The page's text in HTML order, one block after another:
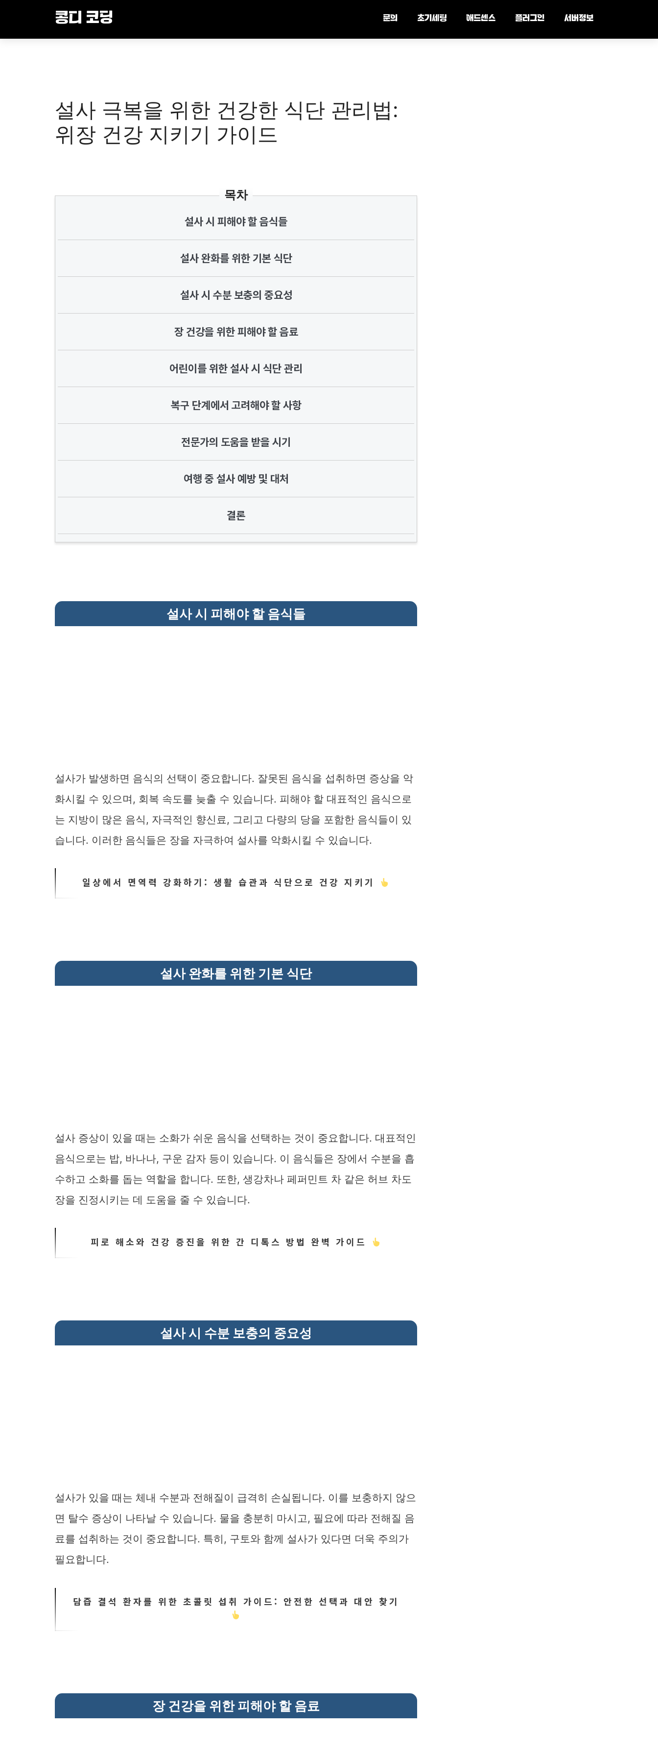
콩디 코딩 문의 초기세팅 애드센스 플러그인 서버정보
설사 극복을 위한 건강한 식단 관리법:
위장 건강 지키기 가이드
목차
설사 시 피해야 할 음식들
설사 완화를 위한 기본 식단
설사 시 수분 보충의 중요성
장 건강을 위한 피해야 할 음료
어린이를 위한 설사 시 식단 관리
복구 단계에서 고려해야 할 사항
전문가의 도움을 받을 시기
여행 중 설사 예방 및 대처
결론
설사 시 피해야 할 음식들
설사가 발생하면 음식의 선택이 중요합니다. 잘못된 음식을 섭취하면 증상을 악
화시킬 수 있으며, 회복 속도를 늦출 수 있습니다. 피해야 할 대표적인 음식으로
는 지방이 많은 음식, 자극적인 향신료, 그리고 다량의 당을 포함한 음식들이 있
습니다. 이러한 음식들은 장을 자극하여 설사를 악화시킬 수 있습니다.
일상에서 면역력 강화하기: 생활 습관과 식단으로 건강 지키기
설사 완화를 위한 기본 식단
설사 증상이 있을 때는 소화가 쉬운 음식을 선택하는 것이 중요합니다. 대표적인
음식으로는 밥, 바나나, 구운 감자 등이 있습니다. 이 음식들은 장에서 수분을 흡
수하고 소화를 돕는 역할을 합니다. 또한, 생강차나 페퍼민트 차 같은 허브 차도
장을 진정시키는 데 도움을 줄 수 있습니다.
피로 해소와 건강 증진을 위한 간 디톡스 방법 완벽 가이드
설사 시 수분 보충의 중요성
설사가 있을 때는 체내 수분과 전해질이 급격히 손실됩니다. 이를 보충하지 않으
면 탈수 증상이 나타날 수 있습니다. 물을 충분히 마시고, 필요에 따라 전해질 음
료를 섭취하는 것이 중요합니다. 특히, 구토와 함께 설사가 있다면 더욱 주의가
필요합니다.
담즙 결석 환자를 위한 초콜릿 섭취 가이드: 안전한 선택과 대안 찾기
장 건강을 위한 피해야 할 음료